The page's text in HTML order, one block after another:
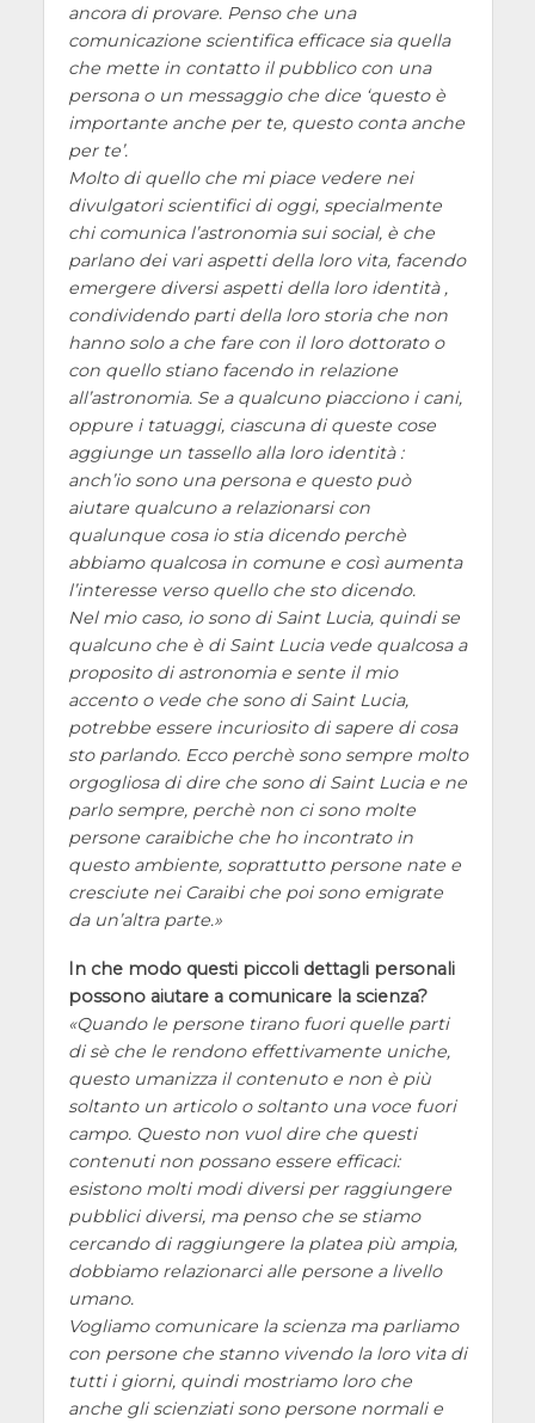
ancora di provare. Penso che una
comunicazione scientifica efficace sia quella
che mette in contatto il pubblico con una
persona o un messaggio che dice questo è
importante anche per te, questo conta anche
per te.
Molto di quello che mi piace vedere nei
divulgatori scientifici di oggi, specialmente
chi comunica l’astronomia sui social, è che
parlano dei vari aspetti della loro vita, facendo
emergere diversi aspetti della loro identità ,
condividendo parti della loro storia che non
hanno solo a che fare con il loro dottorato o
con quello stiano facendo in relazione
all’astronomia. Se a qualcuno piacciono i cani,
oppure i tatuaggi, ciascuna di queste cose
aggiunge un tassello alla loro identità :
anch’io sono una persona e questo può
aiutare qualcuno a relazionarsi con
qualunque cosa io stia dicendo perchè
abbiamo qualcosa in comune e così aumenta
l’interesse verso quello che sto dicendo.
Nel mio caso, io sono di Saint Lucia, quindi se
qualcuno che è di Saint Lucia vede qualcosa a
proposito di astronomia e sente il mio
accento o vede che sono di Saint Lucia,
potrebbe essere incuriosito di sapere di cosa
sto parlando. Ecco perchè sono sempre molto
orgogliosa di dire che sono di Saint Lucia e ne
parlo sempre, perchè non ci sono molte
persone caraibiche che ho incontrato in
questo ambiente, soprattutto persone nate e
cresciute nei Caraibi che poi sono emigrate
da un’altra parte.
In che modo questi piccoli dettagli personali
possono aiutare a comunicare la scienza?
Quando le persone tirano fuori quelle parti
di sè che le rendono effettivamente uniche,
questo umanizza il contenuto e non è più
soltanto un articolo o soltanto una voce fuori
campo. Questo non vuol dire che questi
contenuti non possano essere efficaci:
esistono molti modi diversi per raggiungere
pubblici diversi, ma penso che se stiamo
cercando di raggiungere la platea più ampia,
dobbiamo relazionarci alle persone a livello
umano.
Vogliamo comunicare la scienza ma parliamo
con persone che stanno vivendo la loro vita di
tutti i giorni, quindi mostriamo loro che
anche gli scienziati sono persone normali e